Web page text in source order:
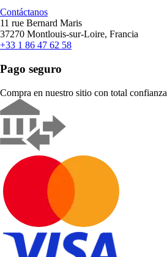
Contáctanos
11 rue Bernard Maris
37270 Montlouis-sur-Loire, Francia
+33 1 86 47 62 58
Pago seguro
Compra en nuestro sitio con total confianza